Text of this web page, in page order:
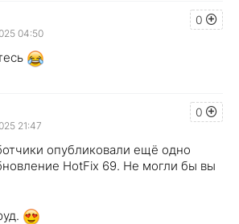
0
04:50
0
21:47
опубликовали ещё одно
HotFix 69. Не могли бы вы